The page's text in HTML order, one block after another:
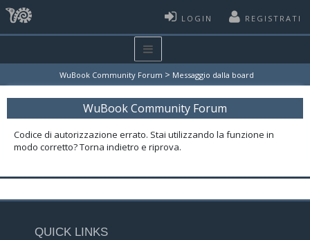
LOGIN REGISTRATI
WuBook Community Forum > Messaggio dalla board
WuBook Community Forum
Codice di autorizzazione errato. Stai utilizzando la funzione in
modo corretto? Torna indietro e riprova.
QUICK LINKS